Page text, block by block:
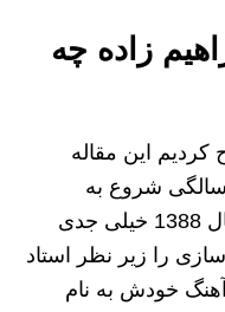
زاده چه
این مقاله
مطرح کردیم محسن از سن 17 سالگی شروع به
فعالیت هنری کرده است و در سال 1388 خیلی جدی
را زیر نظر استاد
آهنگ خودش به نام